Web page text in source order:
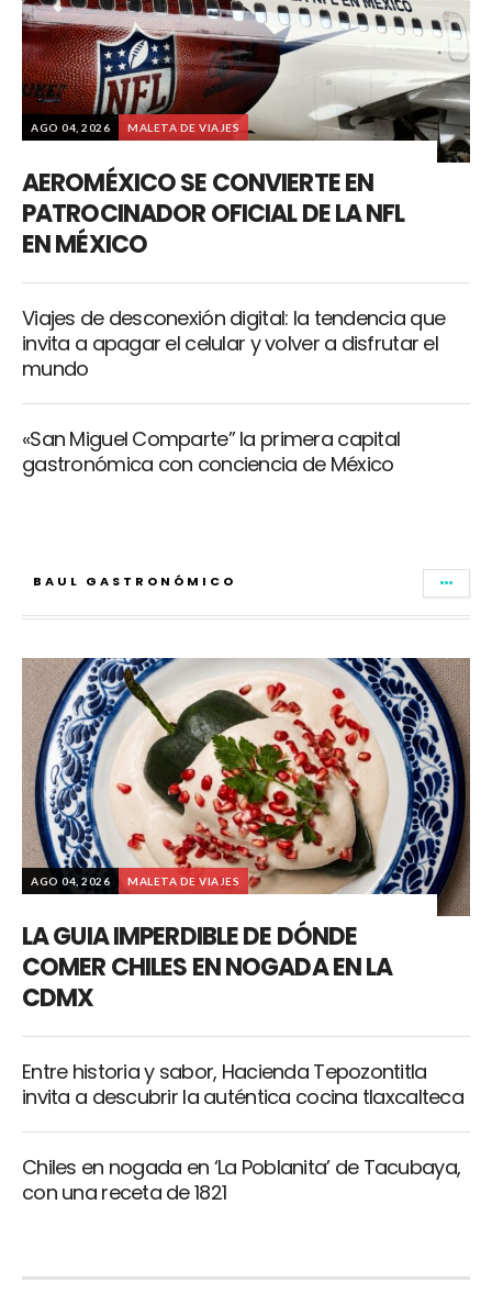
AGO 04, 2026 MALETA DE VIAJES
AEROMÉXICO SE CONVIERTE EN
PATROCINADOR OFICIAL DE LA NFL
EN MÉXICO
Viajes de desconexión digital: la tendencia que
invita a apagar el celular y volver a disfrutar el
mundo
«San Miguel Comparte” la primera capital
gastronómica con conciencia de México
BAUL GASTRONÓMICO
AGO 04, 2026 MALETA DE VIAJES
LA GUIA IMPERDIBLE DE DÓNDE
COMER CHILES EN NOGADA EN LA
CDMX
Entre historia y sabor, Hacienda Tepozontitla
invita a descubrir la auténtica cocina tlaxcalteca
Chiles en nogada en ‘La Poblanita’ de Tacubaya,
con una receta de 1821